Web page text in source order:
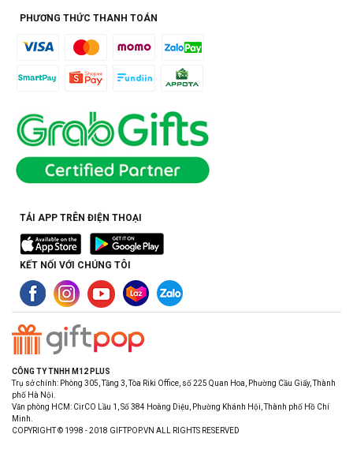
PHƯƠNG THỨC THANH TOÁN
TẢI APP TRÊN ĐIỆN THOẠI
KẾT NỐI VỚI CHÚNG TÔI
CÔNG TY TNHH M12 PLUS
Trụ sở chính: Phòng 305, Tầng 3, Tòa Riki Office, số 225 Quan Hoa, Phường Cầu Giấy, Thành
phố Hà Nội.
Văn phòng HCM: CirCO Lầu 1, Số 384 Hoàng Diệu, Phường Khánh Hội, Thành phố Hồ Chí
Minh.
COPYRIGHT © 1998 - 2018 GIFTPOP.VN ALL RIGHTS RESERVED